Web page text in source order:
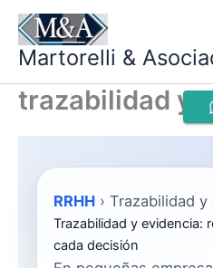
contenido
Martorelli &
trazabilidad y
RRHH › Trazabilidad y
Trazabilidad y evidencia:
cada decisión